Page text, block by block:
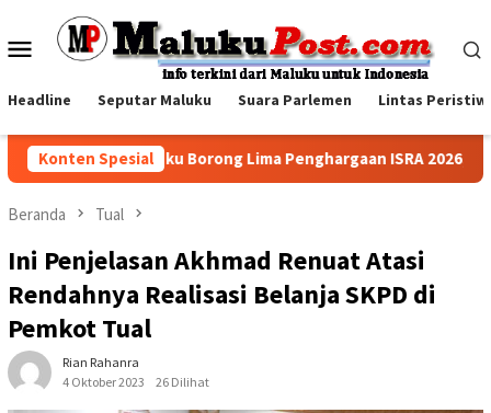
konten
Menu
Headline Seputar Maluku Suara Parlemen Lintas
Konten Spesial
Papua Maluku Borong Lima Penghargaan ISRA 2026, Tiga
Beranda Tual
Ini Penjelasan Akhmad Renuat Atasi
Rendahnya Realisasi Belanja SKPD di
Pemkot Tual
Rian Rahanra
4 Oktober 2023
26 Dilihat